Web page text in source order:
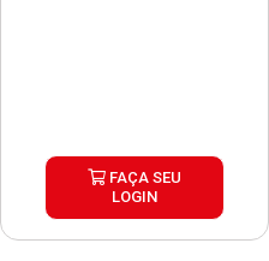
FAÇA SEU
LOGIN